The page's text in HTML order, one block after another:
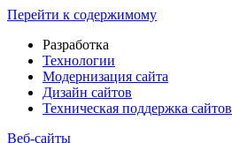
Перейти к содержимому
Разработка
Технологии
Модернизация сайта
Дизайн сайтов
Техническая поддержка сайтов
Веб-сайты